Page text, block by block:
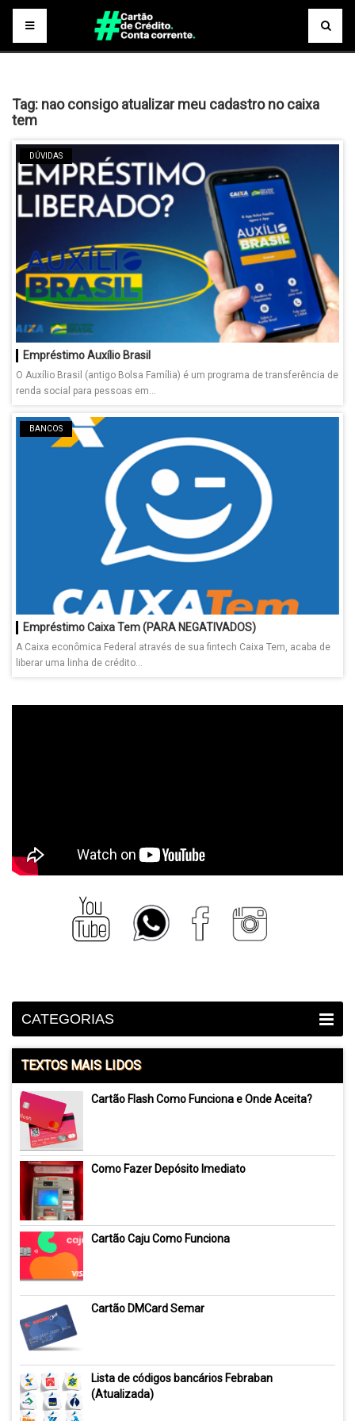
Tag: nao consigo atualizar meu cadastro no caixa
tem
DÚVIDAS
Empréstimo Auxílio Brasil
O Auxílio Brasil (antigo Bolsa Família) é um programa de transferência de
renda social para pessoas em...
BANCOS
Empréstimo Caixa Tem (PARA NEGATIVADOS)
A Caixa econômica Federal através de sua fintech Caixa Tem, acaba de
liberar uma linha de crédito...
CATEGORIAS
TEXTOS MAIS LIDOS
Cartão Flash Como Funciona e Onde Aceita?
Como Fazer Depósito Imediato
Cartão Caju Como Funciona
Cartão DMCard Semar
Lista de códigos bancários Febraban
(Atualizada)